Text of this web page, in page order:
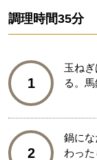
調理時間35分
1
玉ね
る。
2
鍋に
わっ